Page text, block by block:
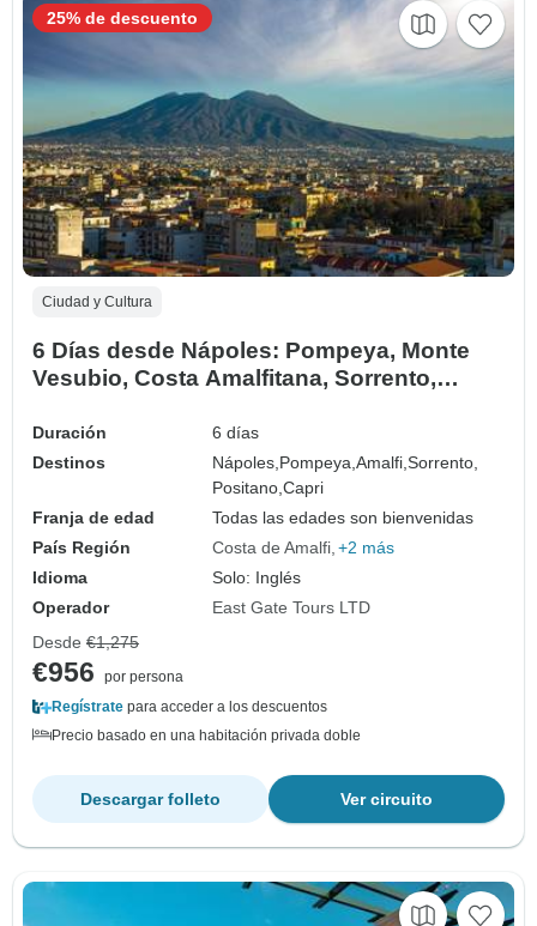
Ciudad y Cultura
6 Días desde Nápoles: Pompeya, Monte
Vesubio, Costa Amalfitana, Sorrento,
Duración
6 días
Destinos
Nápoles, Pompeya,Amalfi,Sorrento,
Positano,Capri
Franja de edad
Todas las edades son bienvenidas
País Región
Costa de Amalfi +2 más
Idioma
Solo: Inglés
Operador
East Gate Tours LTD
25% de descuento
Desde €1,275
€956
por persona
Regístrate para acceder a los descuentos
Precio basado en una habitación privada doble
Ver circuito
Descargar folleto